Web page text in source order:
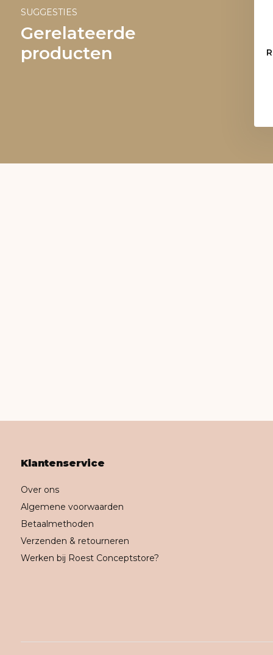
SUGGESTIES
Gerelateerde
producten
Klantenservice
Over ons
Algemene voorwaarden
Betaalmethoden
Verzenden & retourneren
Werken bij Roest Conceptstore?